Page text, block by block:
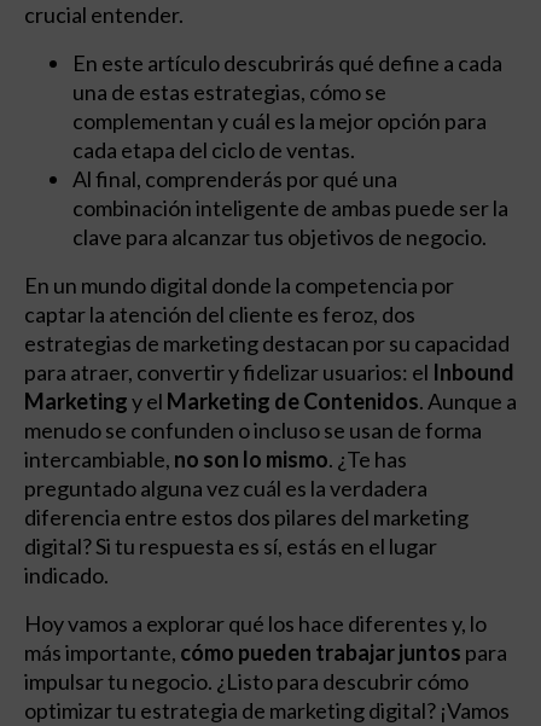
crucial entender.
En este artículo descubrirás qué define a cada
una de estas estrategias, cómo se
complementan y cuál es la mejor opción para
cada etapa del ciclo de ventas.
Al final, comprenderás por qué una
combinación inteligente de ambas puede ser la
clave para alcanzar tus objetivos de negocio.
En un mundo digital donde la competencia por
captar la atención del cliente es feroz, dos
estrategias de marketing destacan por su capacidad
para atraer, convertir y fidelizar usuarios: el Inbound
Marketingy el Marketing de Contenidos. Aunque a
menudo se confunden o incluso se usan de forma
intercambiable, no son lo mismo. ¿Te has
preguntado alguna vez cuál es la verdadera
diferencia entre estos dos pilares del marketing
digital? Si tu respuesta es sí, estás en el lugar
indicado.
Hoy vamos a explorar qué los hace diferentes y, lo
más importante, cómo pueden trabajar juntos para
impulsar tu negocio. ¿Listo para descubrir cómo
optimizar tu estrategia de marketing digital? ¡Vamos